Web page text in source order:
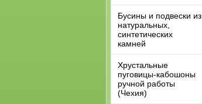
Бусины и подвески из
натуральных,
синтетических
камней
Хрустальные
пуговицы-кабошоны
ручной работы
(Чехия)